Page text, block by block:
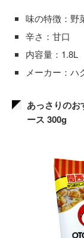
味の特徴：野
辛さ：甘口
内容量：1.8L
メーカー：ハ
あっさりのお
ース 300g